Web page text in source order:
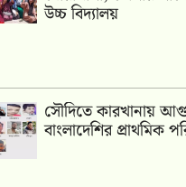
উচ্চ বিদ্যালয়
সৌদিতে কারখানায়
বাংলাদেশির প্রাথমিক